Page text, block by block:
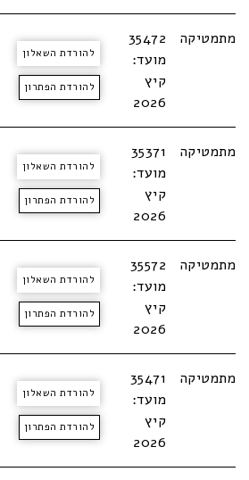
מתמטיקה
35472
מועד:
קיץ
2026
להורדת השאלון
להורדת הפתרון
מתמטיקה
35371
מועד:
קיץ
2026
להורדת השאלון
להורדת הפתרון
מתמטיקה
35572
מועד:
קיץ
2026
להורדת השאלון
להורדת הפתרון
מתמטיקה
35471
מועד:
קיץ
2026
להורדת השאלון
להורדת הפתרון